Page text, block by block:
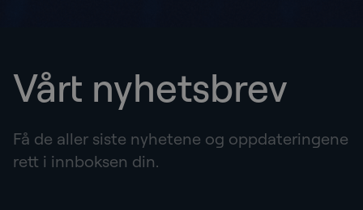
Vårt nyhetsbrev
Få de aller siste nyhetene og oppdateringene
rett i innboksen din.